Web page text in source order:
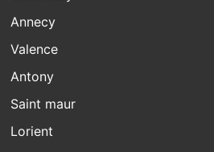
Annecy
Valence
Antony
Saint maur
Lorient